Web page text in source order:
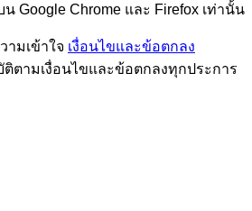
Google Chrome และ Firefox เท่านั้น
ามเข้าใจ เงื่อนไขและข้อตกลง
ตามเงื่อนไขและข้อตกลงทุกประการ